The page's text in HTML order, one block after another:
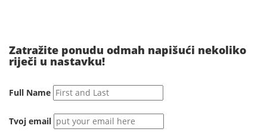
Zatražite ponudu odmah napišući nekoliko
riječi u nastavku!
Full Name
Tvoj email